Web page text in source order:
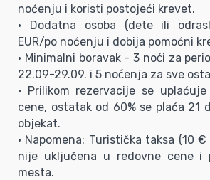
noćenju i koristi postojeći krevet.
• Dodatna osoba (dete ili
EUR/po noćenju i dobija pomoćni
• Minimalni boravak - 3 noći za
22.09-29.09. i 5 noćenja za sve
• Prilikom rezervacije se
cene, ostatak od 60% se plaća 21
objekat.
• Napomena: Turistička taksa (10
nije uključena u redovne cene i
mesta.